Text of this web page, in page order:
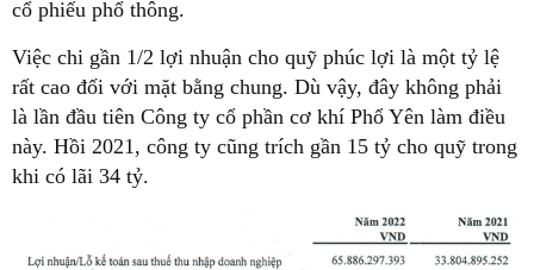
cổ phiếu phổ thông.
Việc chi gần 1/2 lợi nhuận cho quỹ phúc lợi là một tỷ lệ
rất cao đối với mặt bằng chung. Dù vậy, đây không phải
là lần đầu tiên Công ty cổ phần cơ khí Phổ Yên làm điều
này. Hồi 2021, công ty cũng trích gần 15 tỷ cho quỹ trong
khi có lãi 34 tỷ.